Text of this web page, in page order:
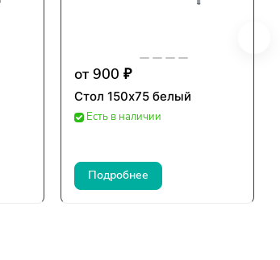
от 900 ₽
Стол 150х75 белый
Есть в наличии
Подробнее